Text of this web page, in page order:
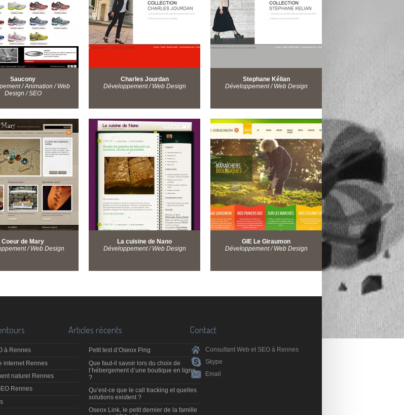
Saucony
/ Animation / Web
Design / SEO
Charles Jourdan
Développement / Web Design
Stephane Kélian
Développement / Web Design
Coeur de Mary
/ Web Design
La cuisine de Nano
Développement / Web Design
GIE Le Giraumon
Développement / Web Design
à Rennes
internet Rennes
naturel Rennes
Rennes
Articles récents
Petit test d’Oseox Ping
Que faut-il savoir lors du choix de
l’hébergement d’une boutique en ligne
?
Qu’est-ce que le call tracking et quelles
solutions existent ?
Oseox Link, le petit dernier de la famille
Contact
Consultant Web et SEO à Rennes
Skype
Email